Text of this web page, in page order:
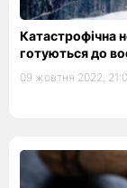
Катастрофічна
готуються до
09 жовтня 2022,